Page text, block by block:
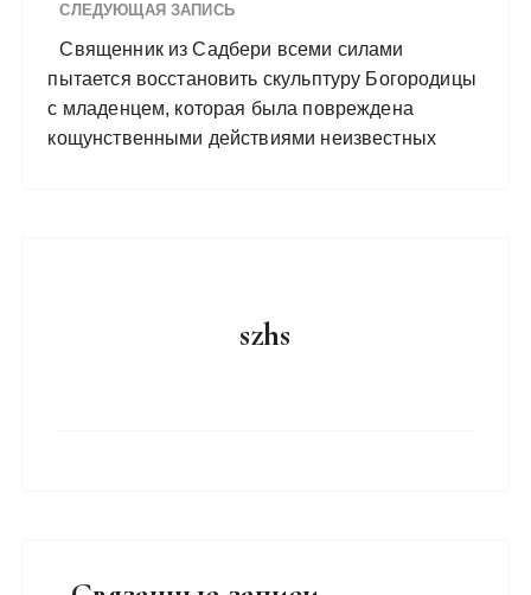
СЛЕДУЮЩАЯ ЗАПИСЬ
Священник из Садбери всеми силами
пытается восстановить скульптуру Богородицы
с младенцем, которая была повреждена
кощунственными действиями неизвестных
szhs